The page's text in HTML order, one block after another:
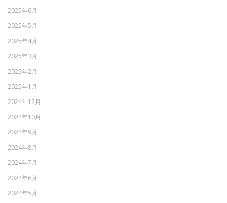
2025年6月
2025年5月
2025年4月
2025年3月
2025年2月
2025年1月
2024年12月
2024年10月
2024年9月
2024年8月
2024年7月
2024年6月
2024年5月